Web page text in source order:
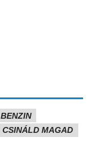
BENZIN
CSINÁLD MAGAD